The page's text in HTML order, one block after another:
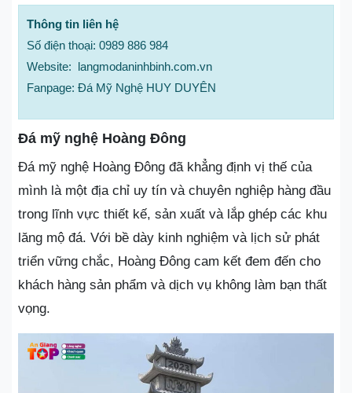
Thông tin liên hệ
Số điện thoại: 0989 886 984
Website: langmodaninhbinh.com.vn
Fanpage: Đá Mỹ Nghệ HUY DUYÊN
Đá mỹ nghệ Hoàng Đông
Đá mỹ nghệ Hoàng Đông đã khẳng định vị thế của
mình là một địa chỉ uy tín và chuyên nghiệp hàng đầu
trong lĩnh vực thiết kế, sản xuất và lắp ghép các khu
lăng mộ đá. Với bề dày kinh nghiệm và lịch sử phát
triển vững chắc, Hoàng Đông cam kết đem đến cho
khách hàng sản phẩm và dịch vụ không làm bạn thất
vọng.